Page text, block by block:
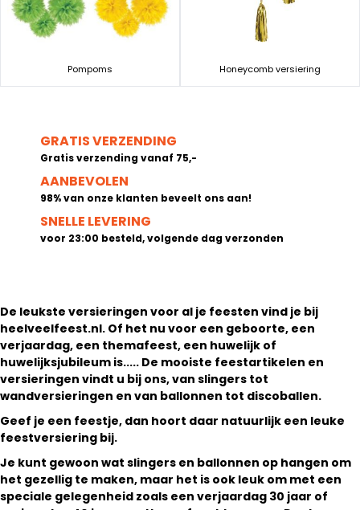
Pompoms Honeycomb versiering
GRATIS VERZENDING
Gratis verzending vanaf 75,-
AANBEVOLEN
98% van onze klanten beveelt ons aan!
SNELLE LEVERING
voor 23:00 besteld, volgende dag verzonden
De leukste versieringen voor al je feesten vind je bij
heelveelfeest.nl. Of het nu voor een geboorte, een
verjaardag, een themafeest, een huwelijk of
huwelijksjubileum is..... De mooiste feestartikelen en
versieringen vindt u bij ons, van slingers tot
wandversieringen en van ballonnen tot discoballen.
Geef je een feestje, dan hoort daar natuurlijk een leuke
feestversiering bij.
Je kunt gewoon wat slingers en ballonnen op hangen om
het gezellig te maken, maar het is ook leuk om met een
speciale gelegenheid zoals een verjaardag 30 jaar of